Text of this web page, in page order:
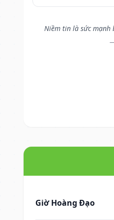
Niềm tin là sức mạnh
Giờ Hoàng Đạo